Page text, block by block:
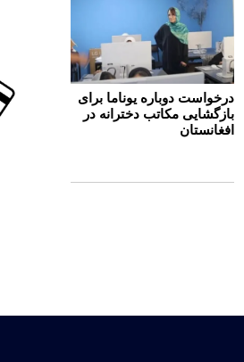
درخواست دوباره یوناما برای
بازگشایی مکاتب دخترانه در
افغانستان